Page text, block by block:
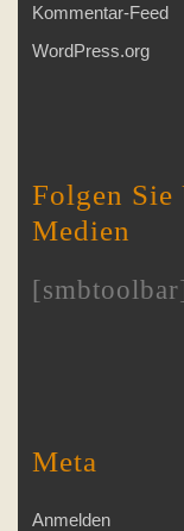
Kommentar-Feed
WordPress.org
Folgen Sie
Medien
Meta
Anmelden